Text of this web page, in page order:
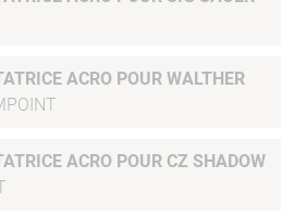
ACRO POUR WALTHER
ACRO POUR CZ SHADOW